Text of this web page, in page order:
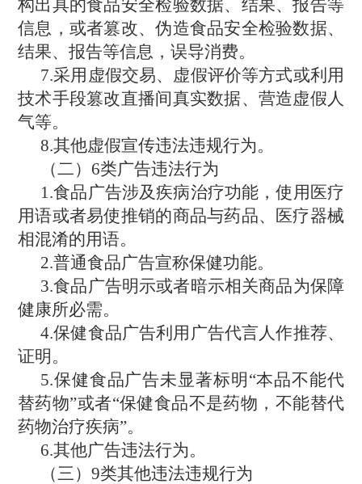
构出具的食品安全检验数据、结果、报告等
信息，或者篡改、伪造食品安全检验数据、
结果、报告等信息，误导消费。
7.采用虚假交易、虚假评价等方式或利用
技术手段篡改直播间真实数据、营造虚假人
气等。
8.其他虚假宣传违法违规行为。
（二）6类广告违法行为
1.食品广告涉及疾病治疗功能，使用医疗
用语或者易使推销的商品与药品、医疗器械
相混淆的用语。
2.普通食品广告宣称保健功能。
3.食品广告明示或者暗示相关商品为保障
健康所必需。
4.保健食品广告利用广告代言人作推荐、
证明。
5.保健食品广告未显著标明“本品不能代
替药物”或者“保健食品不是药物，不能替代
药物治疗疾病”。
6.其他广告违法行为。
（三）9类其他违法违规行为